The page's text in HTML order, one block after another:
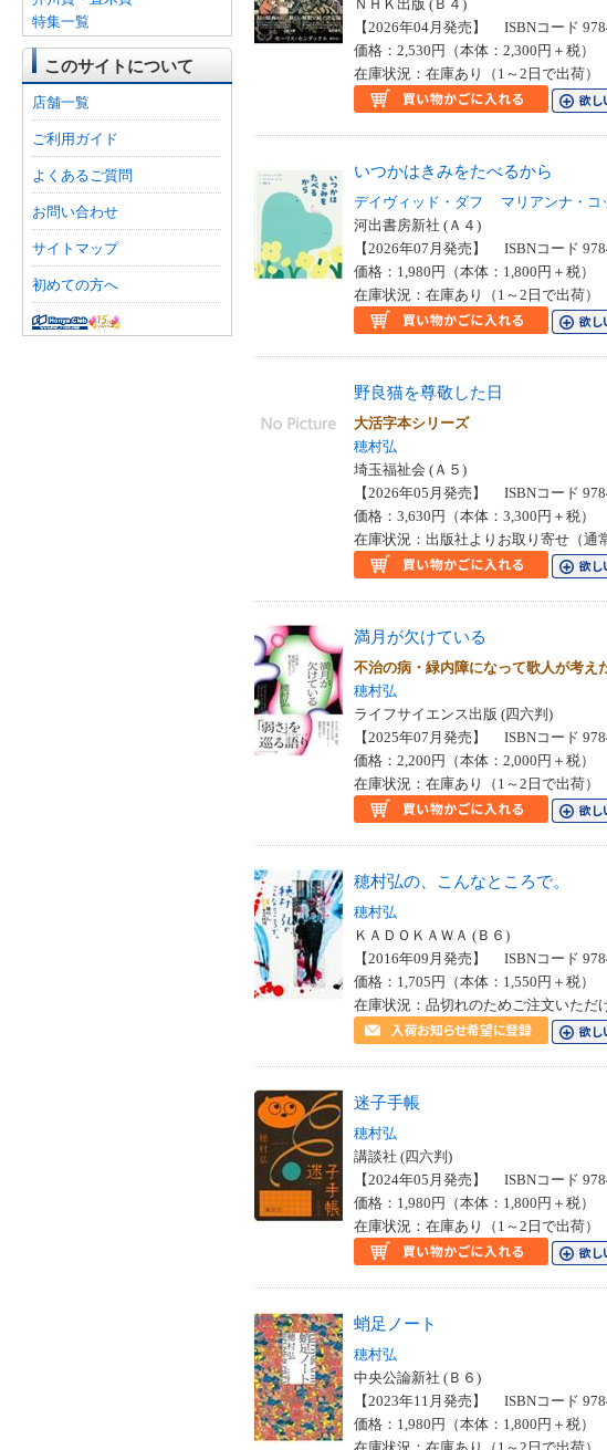
特集一覧
このサイトについて
店舗一覧
ご利用ガイド
よくあるご質問
お問い合わせ
サイトマップ
初めての方へ
ＮＨＫ出版 (Ｂ４)
【2026年04月発売】 ISBNコード
価格：2,530円（本体：2,300円＋税）
在庫状況：在庫あり（1～2日で出荷）
いつかはきみをたべるから
デイヴィッド・ダフ マリアンナ・コ
河出書房新社 (Ａ４)
【2026年07月発売】 ISBNコード
価格：1,980円（本体：1,800円＋税）
在庫状況：在庫あり（1～2日で出荷）
野良猫を尊敬した日
大活字本シリーズ
穂村弘
埼玉福祉会 (Ａ５)
【2026年05月発売】 ISBNコード
価格：3,630円（本体：3,300円＋税）
在庫状況：出版社よりお取り寄せ（通
満月が欠けている
不治の病・緑内障になって歌人が考え
穂村弘
ライフサイエンス出版 (四六判)
【2025年07月発売】 ISBNコード
価格：2,200円（本体：2,000円＋税）
在庫状況：在庫あり（1～2日で出荷）
穂村弘の、こんなところで。
穂村弘
ＫＡＤＯＫＡＷＡ (Ｂ６)
【2016年09月発売】 ISBNコード
価格：1,705円（本体：1,550円＋税）
在庫状況：品切れのためご注文いただ
迷子手帳
穂村弘
講談社 (四六判)
【2024年05月発売】 ISBNコード
価格：1,980円（本体：1,800円＋税）
在庫状況：在庫あり（1～2日で出荷）
蛸足ノート
穂村弘
中央公論新社 (Ｂ６)
【2023年11月発売】 ISBNコード
価格：1,980円（本体：1,800円＋税）